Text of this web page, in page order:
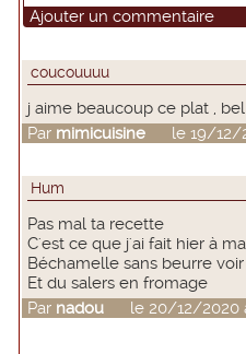
Ajouter un commentaire
coucouuuu
j aime beaucoup ce plat ,
Par mimicuisinele 19/12/
Hum
Pas mal ta recette
C'est ce que j'ai fait hier à
Béchamelle sans beurre
Et du salers en fromage
Par nadoule 20/12/2020 à